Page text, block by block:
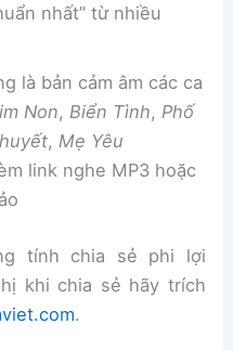
nhất” từ nhiều
là bản cảm âm các ca
Non, Biển Tình, Phố
, Mẹ Yêu
link nghe MP3 hoặc
tính chia sẻ phi lợi
khi chia sẻ hãy trích
.